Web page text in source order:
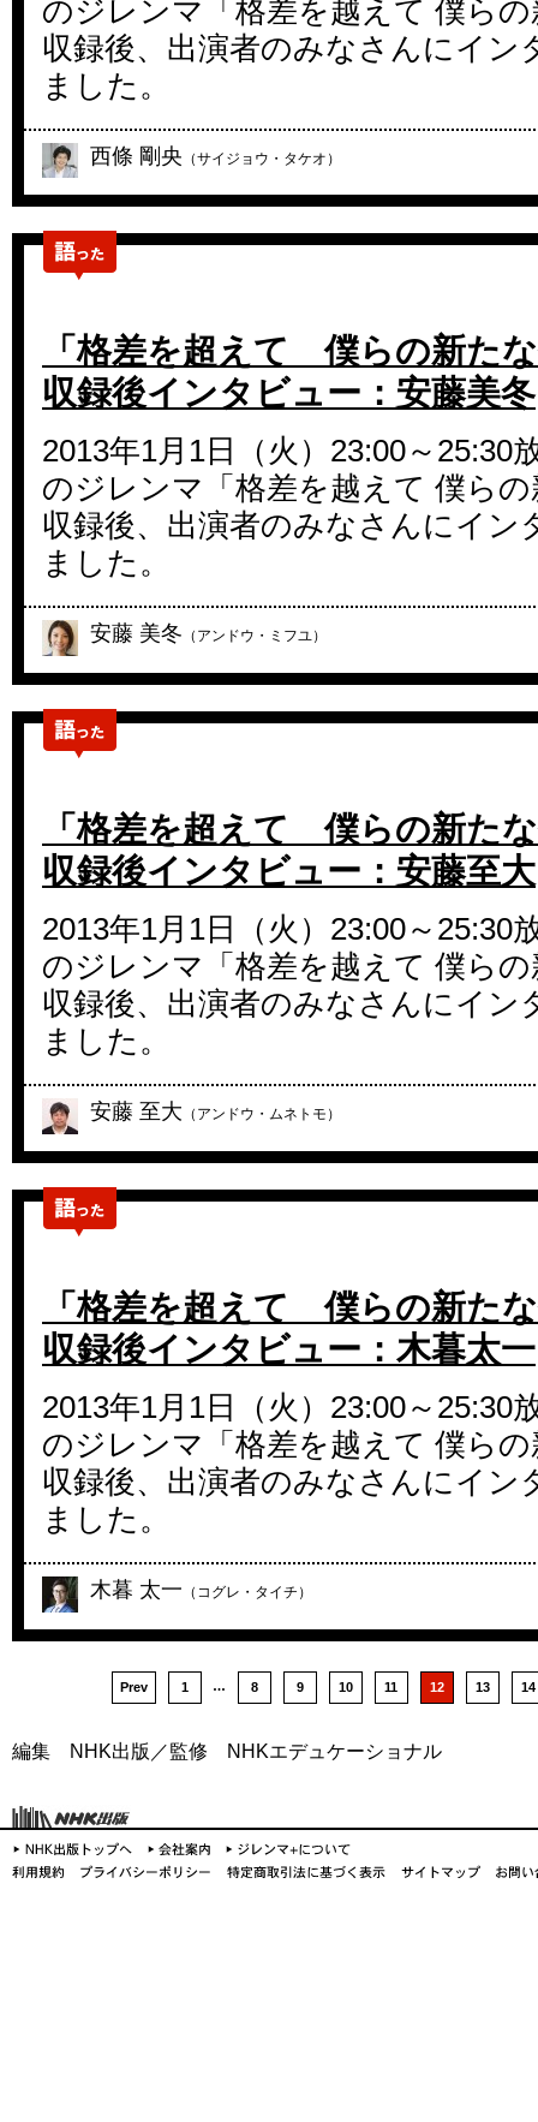
のジレンマ「格差を越えて 僕ら
収録後、出演者のみなさんにイン
ました。
西條 剛央 （サイジョウ・タケオ）
「格差を超えて 僕らの新た
収録後インタビュー：安藤美冬
2013年1月1日（火）23:00～25:30
のジレンマ「格差を越えて 僕ら
収録後、出演者のみなさんにイン
ました。
安藤 美冬 （アンドウ・ミフユ）
「格差を超えて 僕らの新た
収録後インタビュー：安藤至大
2013年1月1日（火）23:00～25:30
のジレンマ「格差を越えて 僕ら
収録後、出演者のみなさんにイン
ました。
安藤 至大 （アンドウ・ムネトモ）
「格差を超えて 僕らの新た
収録後インタビュー：木暮太一
2013年1月1日（火）23:00～25:30
のジレンマ「格差を越えて 僕ら
収録後、出演者のみなさんにイン
ました。
木暮 太一 （コグレ・タイチ）
Prev 1 … 8 9 10 11 12 13 14
編集 NHK出版／監修 NHKエデュケーショナル